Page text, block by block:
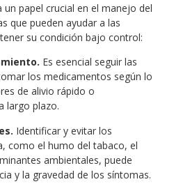
papel crucial en el manejo del
que pueden ayudar a las
su condición bajo control:
Es esencial seguir las
los medicamentos según lo
de alivio rápido o
largo plazo.
Identificar y evitar los
como el humo del tabaco, el
ambientales, puede
y la gravedad de los síntomas.